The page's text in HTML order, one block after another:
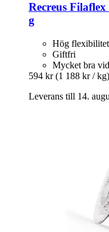
Recreus Filaflex
g
Hög flexibilitet
Giftfri
Mycket bra
594 kr (1 188 kr / kg)
Leverans till 14.